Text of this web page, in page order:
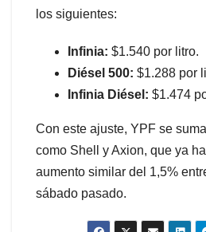
los siguientes:
Infinia: $1.540 por litro.
Diésel 500: $1.288 por
Infinia Diésel: $1.474
Con este ajuste, YPF se
como Shell y Axion, que ya
aumento similar del 1,5%
sábado pasado.